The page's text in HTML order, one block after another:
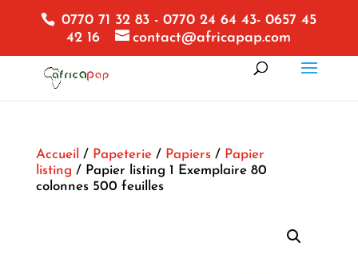
0770 71 32 83 - 0770 24 64 43- 0657 45
42 16
contact@africapap.com
Accueil / Papeterie/ Papiers/ Papier
listing / Papier listing 1 Exemplaire 80
colonnes 500 feuilles